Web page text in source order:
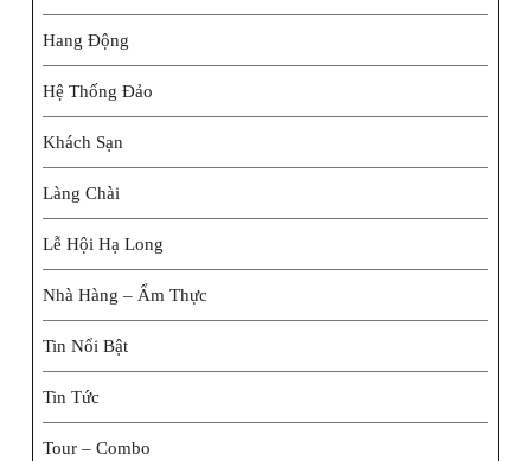
Hang Động
Hệ Thống Đảo
Khách Sạn
Làng Chài
Lễ Hội Hạ Long
Nhà Hàng – Ẩm Thực
Tin Nổi Bật
Tin Tức
Tour – Combo